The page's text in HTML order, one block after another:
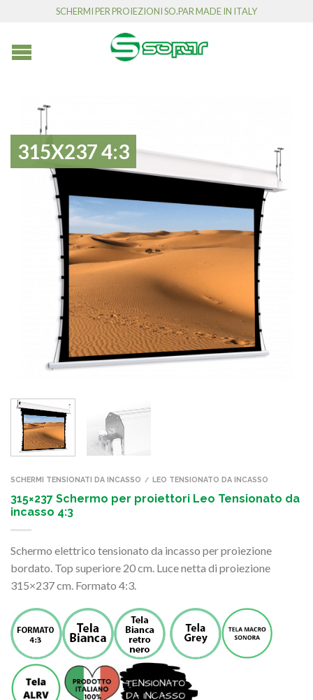
SCHERMI PER PROIEZIONI SO.PAR MADE IN ITALY
315X237 4:3
SCHERMI TENSIONATI DA INCASSO / LEO TENSIONATO DA INCASSO
315×237 Schermo per proiettori Leo Tensionato da
incasso 4:3
Schermo elettrico tensionato da incasso per proiezione
bordato. Top superiore 20 cm. Luce netta di proiezione
315×237 cm. Formato 4:3.